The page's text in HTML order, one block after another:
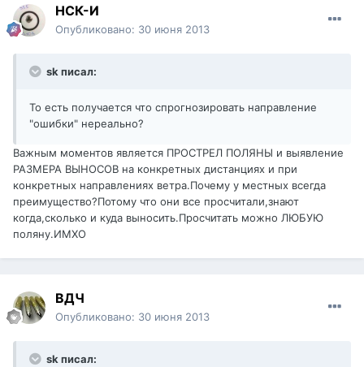
НСК-И
Опубликовано: 30 июня 2013
sk писал:
То есть получается что спрогнозировать направление
"ошибки" нереально?
Важным моментов является ПРОСТРЕЛ ПОЛЯНЫ и выявление
РАЗМЕРА ВЫНОСОВ на конкретных дистанциях и при
конкретных направлениях ветра.Почему у местных всегда
преимущество?Потому что они все просчитали,знают
когда,сколько и куда выносить.Просчитать можно ЛЮБУЮ
поляну.ИМХО
ВДЧ
Опубликовано: 30 июня 2013
sk писал: